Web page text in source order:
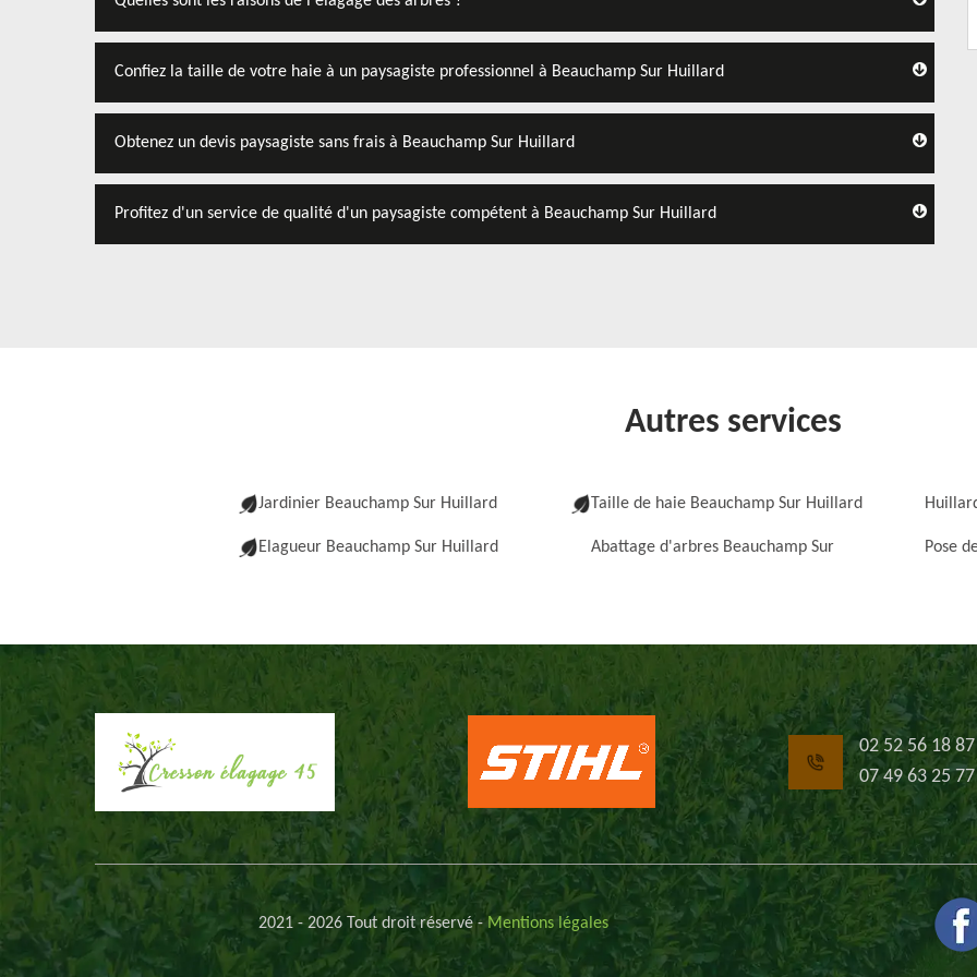
Confiez la taille de votre haie à un paysagiste professionnel à Beauchamp Sur Huillard
Obtenez un devis paysagiste sans frais à Beauchamp Sur Huillard
Profitez d'un service de qualité d'un paysagiste compétent à Beauchamp Sur Huillard
Autres services
Jardinier Beauchamp Sur Huillard
Elagueur Beauchamp Sur Huillard
Taille de haie Beauchamp Sur Huillard
Abattage d'arbres Beauchamp Sur Pose
02 52 56 18 87
07 49 63 25 77
2021 - 2026 Tout droit réservé - Mentions légales